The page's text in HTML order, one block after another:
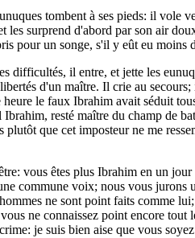
tombent à ses pieds: il vole
surprend d'abord par son air
pour un songe, s'il y eût eu moins
difficultés, il entre, et jette les
d'un maître. Il crie au
le faux Ibrahim avait séduit
resté maître du champ de
que cet imposteur ne me
vous êtes plus Ibrahim en un
commune voix; nous vous jurons
ne sont point faits comme
ne connaissez point encore
je suis bien aise que vous